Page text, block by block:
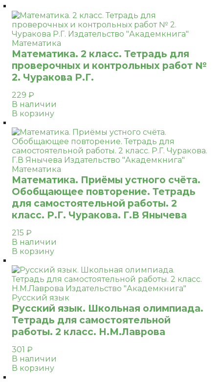
Математика
Математика. 2 класс. Тетрадь для
проверочных и контрольных работ №
2. Чуракова Р.Г.
229 ₽
В наличии
В корзину
Математика
Математика. Приёмы устного счёта.
Обобщающее повторение. Тетрадь
для самостоятельной работы. 2
класс. Р.Г. Чуракова. Г.В Янычева
215 ₽
В наличии
В корзину
Русский язык
Русский язык. Школьная олимпиада.
Тетрадь для самостоятельной
работы. 2 класс. Н.М.Лаврова
301 ₽
В наличии
В корзину